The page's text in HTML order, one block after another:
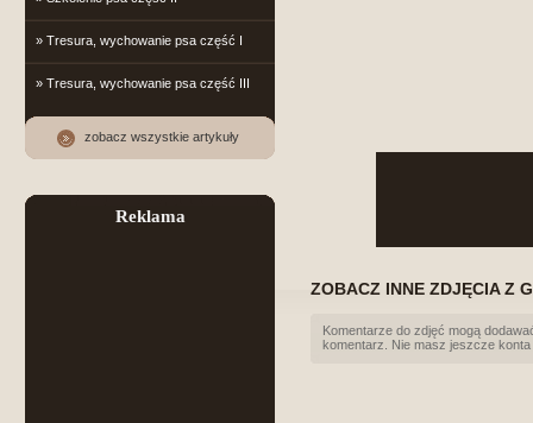
ZOBACZ INNE ZDJĘCIA Z
Komentarze do zdjęć mogą
komentarz. Nie masz jeszcze
» Tresura, wychowanie psa część I
» Tresura, wychowanie psa część III
zobacz wszystkie artykuły
Reklama